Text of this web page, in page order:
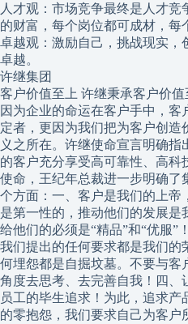
人才观：市场竞争最终是人才
的财富，每个岗位都可成材，每
卓越观：激励自己，挑战现实，
卓越。
许继集团
客户价值至上 许继秉承客户价
因为企业的命运在客户手中，客
定者，更因为我们把为客户创造
义之所在。许继使命宣言明确指
的客户充分享受高可靠性、高科
使命，王纪年总裁进一步明确了
个方面：一、客户是我们的上帝
是第一性的，推动他们的发展是
给他们的必须是“精品”和“优服”
我们提出的任何要求都是我们的
何埋怨都是自掘坟墓。不要与客
角度去思考、去完善自我！四、
员工的毕生追求！为此，追求产
的零抱怨，我们要求自己为客户